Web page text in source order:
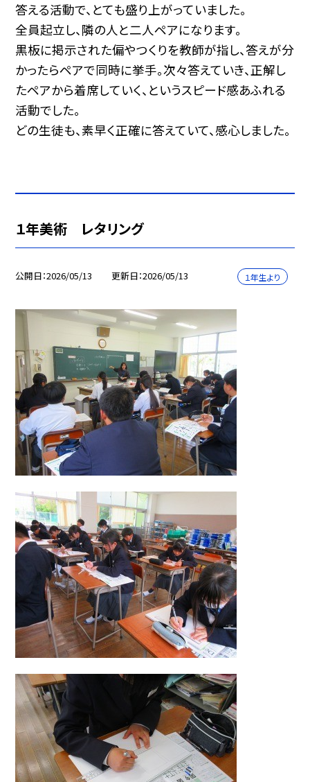
答える活動で、とても盛り上がっていました。
全員起立し、隣の人と二人ペアになります。
黒板に掲示された偏やつくりを教師が指し、答えが分
かったらペアで同時に挙手。次々答えていき、正解し
たペアから着席していく、というスピード感あふれる
活動でした。
どの生徒も、素早く正確に答えていて、感心しました。
１年美術 レタリング
公開日 2026/05/13 更新日 2026/05/13 １年生より